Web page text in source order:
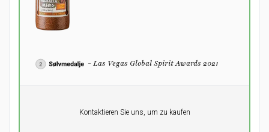
- Las Vegas Global Spirit Awards 2021
Kontaktieren Sie uns, um zu kaufen